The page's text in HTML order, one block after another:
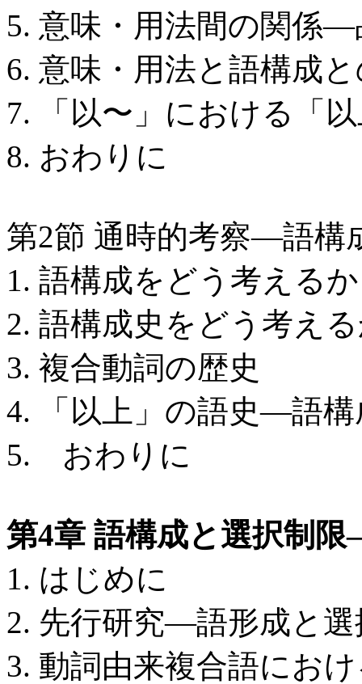
5. 意味・用法間の関
6. 意味・用法と語構成
7. 「以〜」における「
8. おわりに
第2節 通時的考察―語構
1. 語構成をどう考えるか
2. 語構成史をどう考え
3. 複合動詞の歴史
4. 「以上」の語史―語
5. おわりに
第4章 語構成と選択制
1. はじめに
2. 先行研究―語形成と選
3. 動詞由来複合語にお